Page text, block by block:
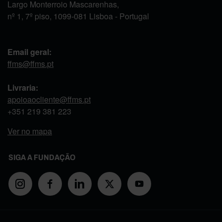
Largo Monterroio Mascarenhas,
nº 1, 7º piso, 1099-081 Lisboa - Portugal
Email geral:
ffms@ffms.pt
Livraria:
apoioaocliente@ffms.pt
+351 219 381 223
Ver no mapa
SIGA A FUNDAÇÃO